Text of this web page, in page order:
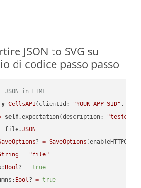
JSON to SVG su
di codice passo passo
in HTML
CellsAPI (clientId: "YOUR_APP_SID" ,
self.expectation(description:
file.JSON
? = SaveOptions
=
"file"
Bool? = true
Bool? = true